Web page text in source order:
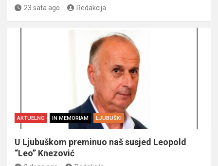
23 sata ago Redakcija
AKTUELNO IN MEMORIAM LJUBUŠKI
U Ljubuškom preminuo naš susjed Leopold
“Leo” Knezović